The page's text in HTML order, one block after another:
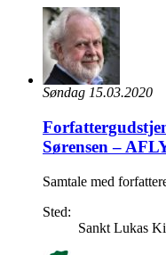
Søndag 15.03.2020
Sørensen –
Samtale med
Sted:
Sankt Lukas